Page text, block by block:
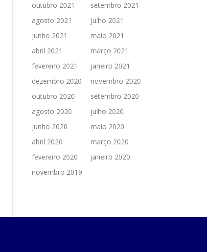
outubro 2021
setembro 2021
agosto 2021
julho 2021
junho 2021
maio 2021
abril 2021
março 2021
fevereiro 2021
janeiro 2021
dezembro 2020
novembro 2020
outubro 2020
setembro 2020
agosto 2020
julho 2020
junho 2020
maio 2020
abril 2020
março 2020
fevereiro 2020
janeiro 2020
novembro 2019